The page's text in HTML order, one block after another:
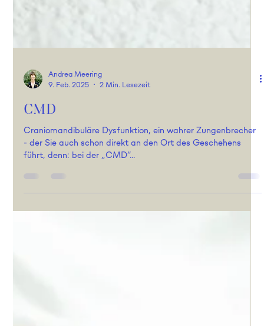
Andrea Meering
9. Feb. 2025
CMD
Craniomandibuläre Dysfunktion, ein wahrer Zungenbrecher